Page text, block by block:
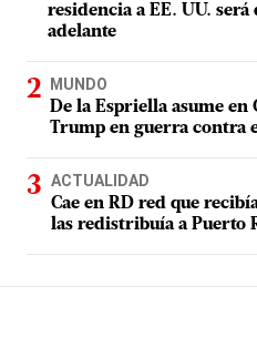
residencia a EE. UU.
adelante
MUNDO
De la Espriella asume
Trump en guerra contra
ACTUALIDAD
Cae en RD red que
las redistribuía a Puerto